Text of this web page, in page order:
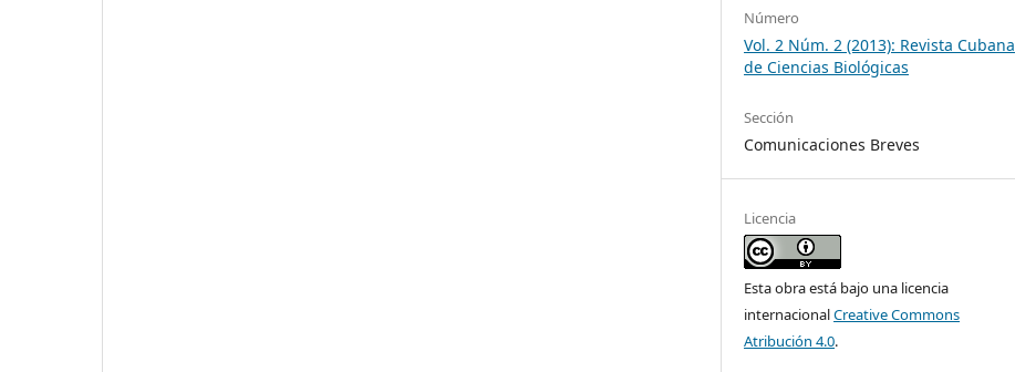
Número
Vol. 2 Núm. 2 (2013): Revista Cubana
de Ciencias Biológicas
Sección
Comunicaciones Breves
Licencia
Esta obra está bajo una licencia
internacionalCreative Commons
Atribución 4.0.